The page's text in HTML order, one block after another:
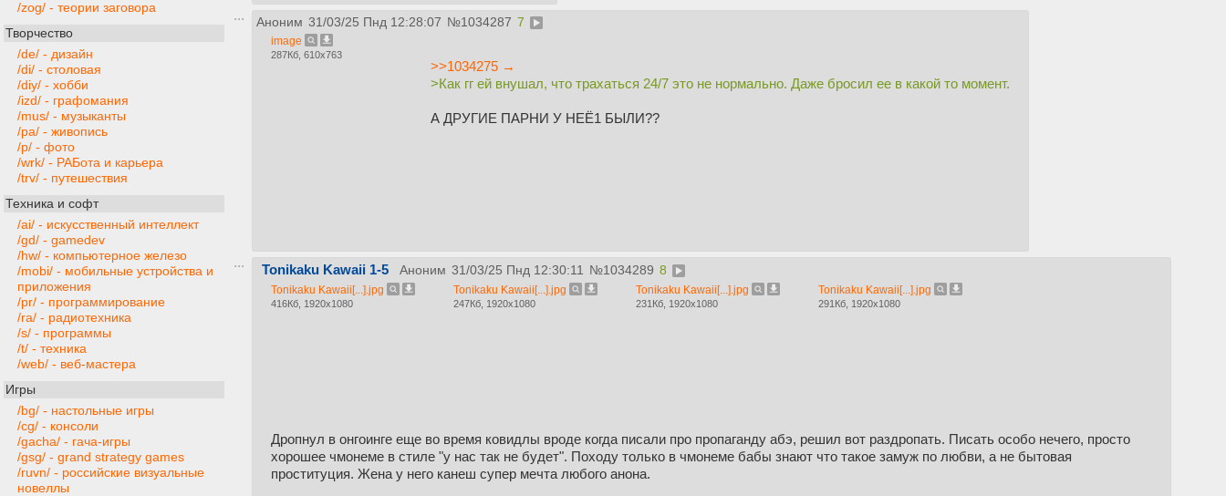
/zog/ - теории заговора
Творчество
/de/ - дизайн
/di/ - столовая
/diy/ - хобби
/izd/ - графомания
/mus/ - музыканты
/pa/ - живопись
/p/ - фото
/wrk/ - РАБота и карьера
/trv/ - путешествия
Техника и софт
/ai/ - искусственный интеллект
/gd/ - gamedev
/hw/ - компьютерное железо
/mobi/ - мобильные устройства и
приложения
/pr/ - программирование
/ra/ - радиотехника
/s/ - программы
/t/ - техника
/web/ - веб-мастера
Игры
/bg/ - настольные игры
/cg/ - консоли
/gacha/ - гача-игры
/gsg/ - grand strategy games
/ruvn/ - российские визуальные
новеллы
Аноним 31/03/25 Пнд 12:28:07 №1034287 7
image
287Кб, 610x763
>>1034275 →
>Как гг ей внушал, что трахаться 24/7 это не нормально. Даже бросил ее в какой то момент.
А ДРУГИЕ ПАРНИ У НЕЁ1 БЫЛИ??
Tonikaku Kawaii 1-5 Аноним 31/03/25 Пнд 12:30:11 №1034289 8
Tonikaku Kawaii[...].jpg
416Кб, 1920x1080
Tonikaku Kawaii[...].jpg
247Кб, 1920x1080
Tonikaku Kawaii[...].jpg
231Кб, 1920x1080
Tonikaku Kawaii[...].jpg
291Кб, 1920x1080
Дропнул в онгоинге еще во время ковидлы вроде когда писали про пропаганду абэ, решил вот раздропать. Писать особо нечего, просто
хорошее чмонеме в стиле "у нас так не будет". Походу только в чмонеме бабы знают что такое замуж по любви, а не бытовая
проституция. Жена у него канеш супер мечта любого анона.